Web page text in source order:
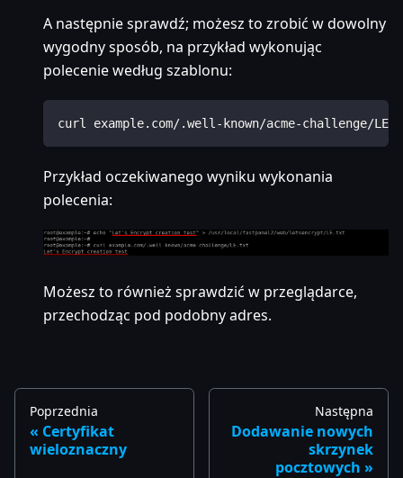
A następnie sprawdź; możesz to zrobić w dowolny
wygodny sposób, na przykład wykonując
polecenie według szablonu:
curl example.com/.well-known/acme-challenge/
Przykład oczekiwanego wyniku wykonania
polecenia:
Możesz to również sprawdzić w przeglądarce,
przechodząc pod podobny adres.
Poprzednia
Certyfikat
wieloznaczny
Następna
Dodawanie nowych
skrzynek
pocztowych